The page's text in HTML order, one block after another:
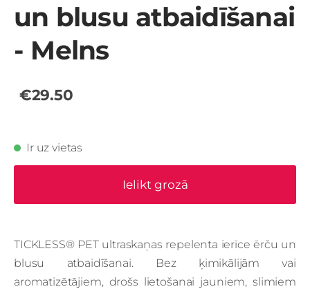
un blusu atbaidīšanai
- Melns
€29.50
Ir uz vietas
Ielikt grozā
TICKLESS® PET ultraskaņas repelenta ierīce ērču un
blusu atbaidīšanai. Bez ķimikālijām vai
aromatizētājiem, drošs lietošanai jauniem, slimiem